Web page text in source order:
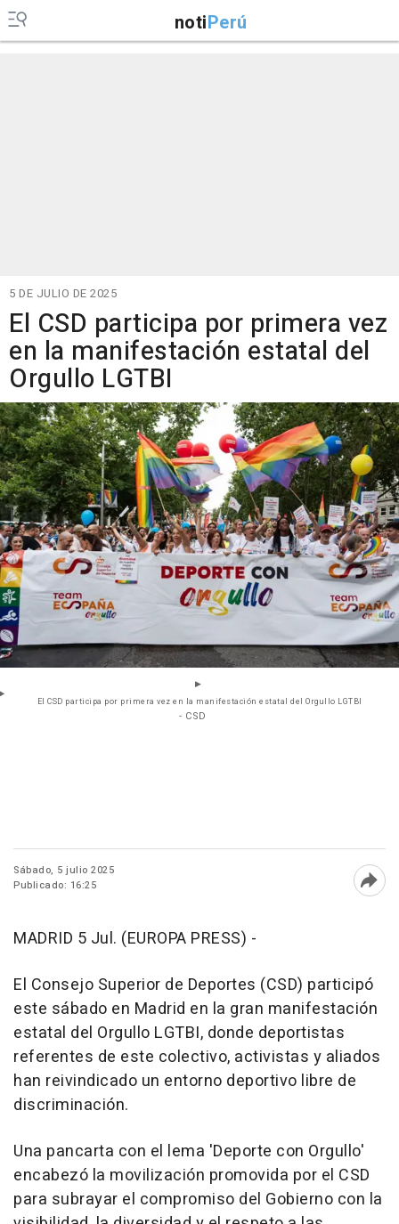
notiPerú
5 DE JULIO DE 2025
El CSD participa por primera vez
en la manifestación estatal del
Orgullo LGTBI
El CSD participa por primera vez en la manifestación estatal del Orgullo LGTBI
- CSD
Sábado, 5 julio 2025
Publicado: 16:25
MADRID 5 Jul. (EUROPA PRESS) -
El Consejo Superior de Deportes (CSD) participó
este sábado en Madrid en la gran manifestación
estatal del Orgullo LGTBI, donde deportistas
referentes de este colectivo, activistas y aliados
han reivindicado un entorno deportivo libre de
discriminación.
Una pancarta con el lema 'Deporte con Orgullo'
encabezó la movilización promovida por el CSD
para subrayar el compromiso del Gobierno con la